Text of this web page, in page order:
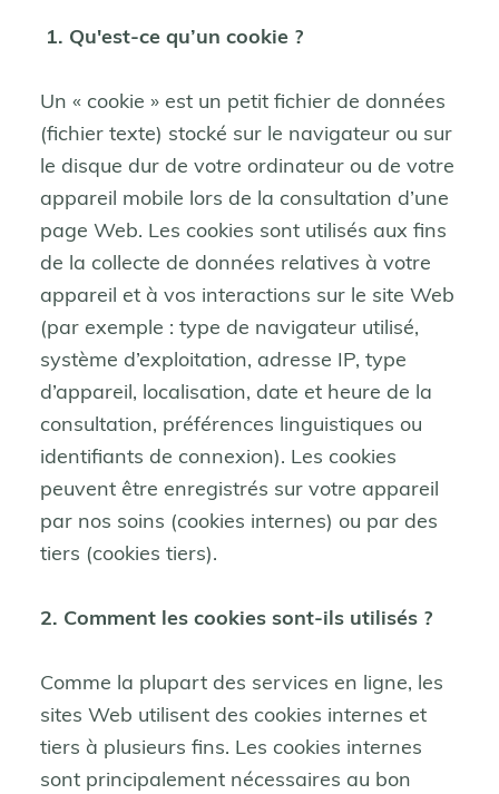
1. Qu'est-ce qu’un cookie ?
Un « cookie » est un petit fichier de données
(fichier texte) stocké sur le navigateur ou sur
le disque dur de votre ordinateur ou de votre
appareil mobile lors de la consultation d’une
page Web. Les cookies sont utilisés aux fins
de la collecte de données relatives à votre
appareil et à vos interactions sur le site Web
(par exemple : type de navigateur utilisé,
système d’exploitation, adresse IP, type
d’appareil, localisation, date et heure de la
consultation, préférences linguistiques ou
identifiants de connexion). Les cookies
peuvent être enregistrés sur votre appareil
par nos soins (cookies internes) ou par des
tiers (cookies tiers).
2. Comment les cookies sont-ils utilisés ?
Comme la plupart des services en ligne, les
sites Web utilisent des cookies internes et
tiers à plusieurs fins. Les cookies internes
sont principalement nécessaires au bon